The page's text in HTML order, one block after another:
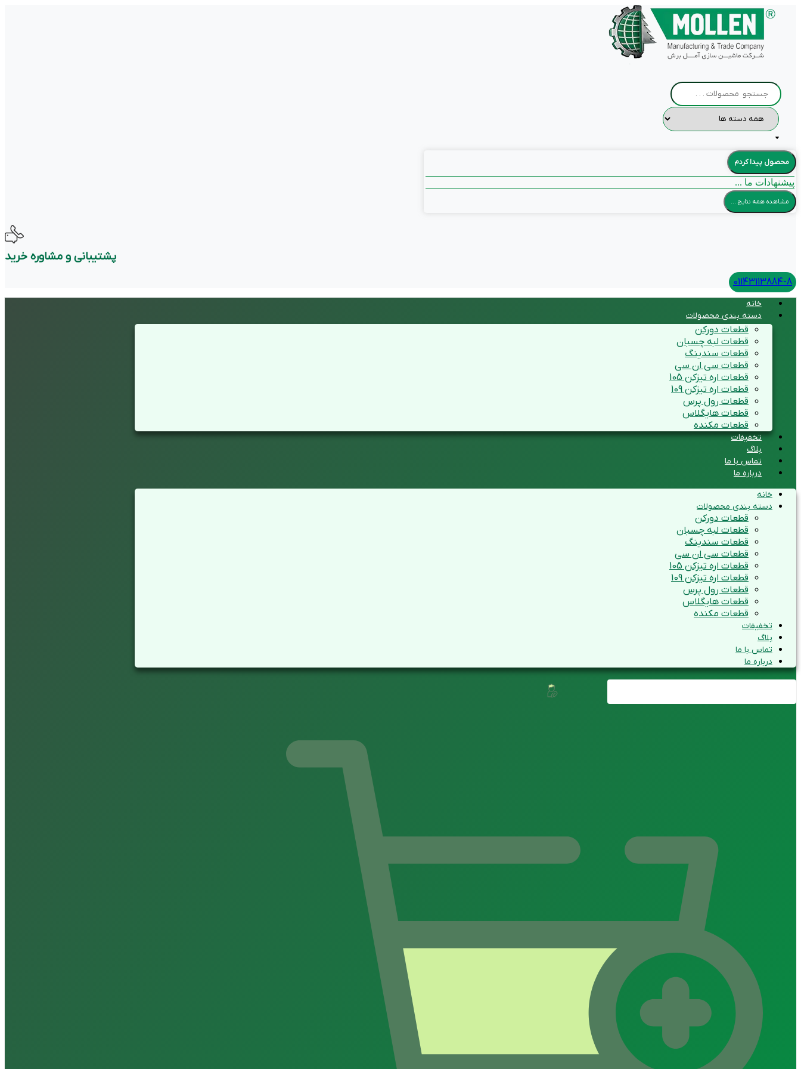
جستجو
.
محصول پیدا کردم
پیشنهادات ما ...
مشاهده همه نتایج ...
پشتیبانی و مشاوره خرید
01143113884-8
خانه
دسته بندی محصولات
قطعات دورکن
قطعات لبه چسبان
قطعات سندینگ
قطعات سی ان سی
قطعات اره تیزکن 105
قطعات اره تیزکن 109
قطعات رول پرس
قطعات هایگلاس
قطعات مکنده
تخفیفات
بلاگ
تماس با ما
درباره ما
خانه
دسته بندی محصولات
قطعات دورکن
قطعات لبه چسبان
قطعات سندینگ
قطعات سی ان سی
قطعات اره تیزکن 105
قطعات اره تیزکن 109
قطعات رول پرس
قطعات هایگلاس
قطعات مکنده
تخفیفات
بلاگ
تماس با ما
درباره ما